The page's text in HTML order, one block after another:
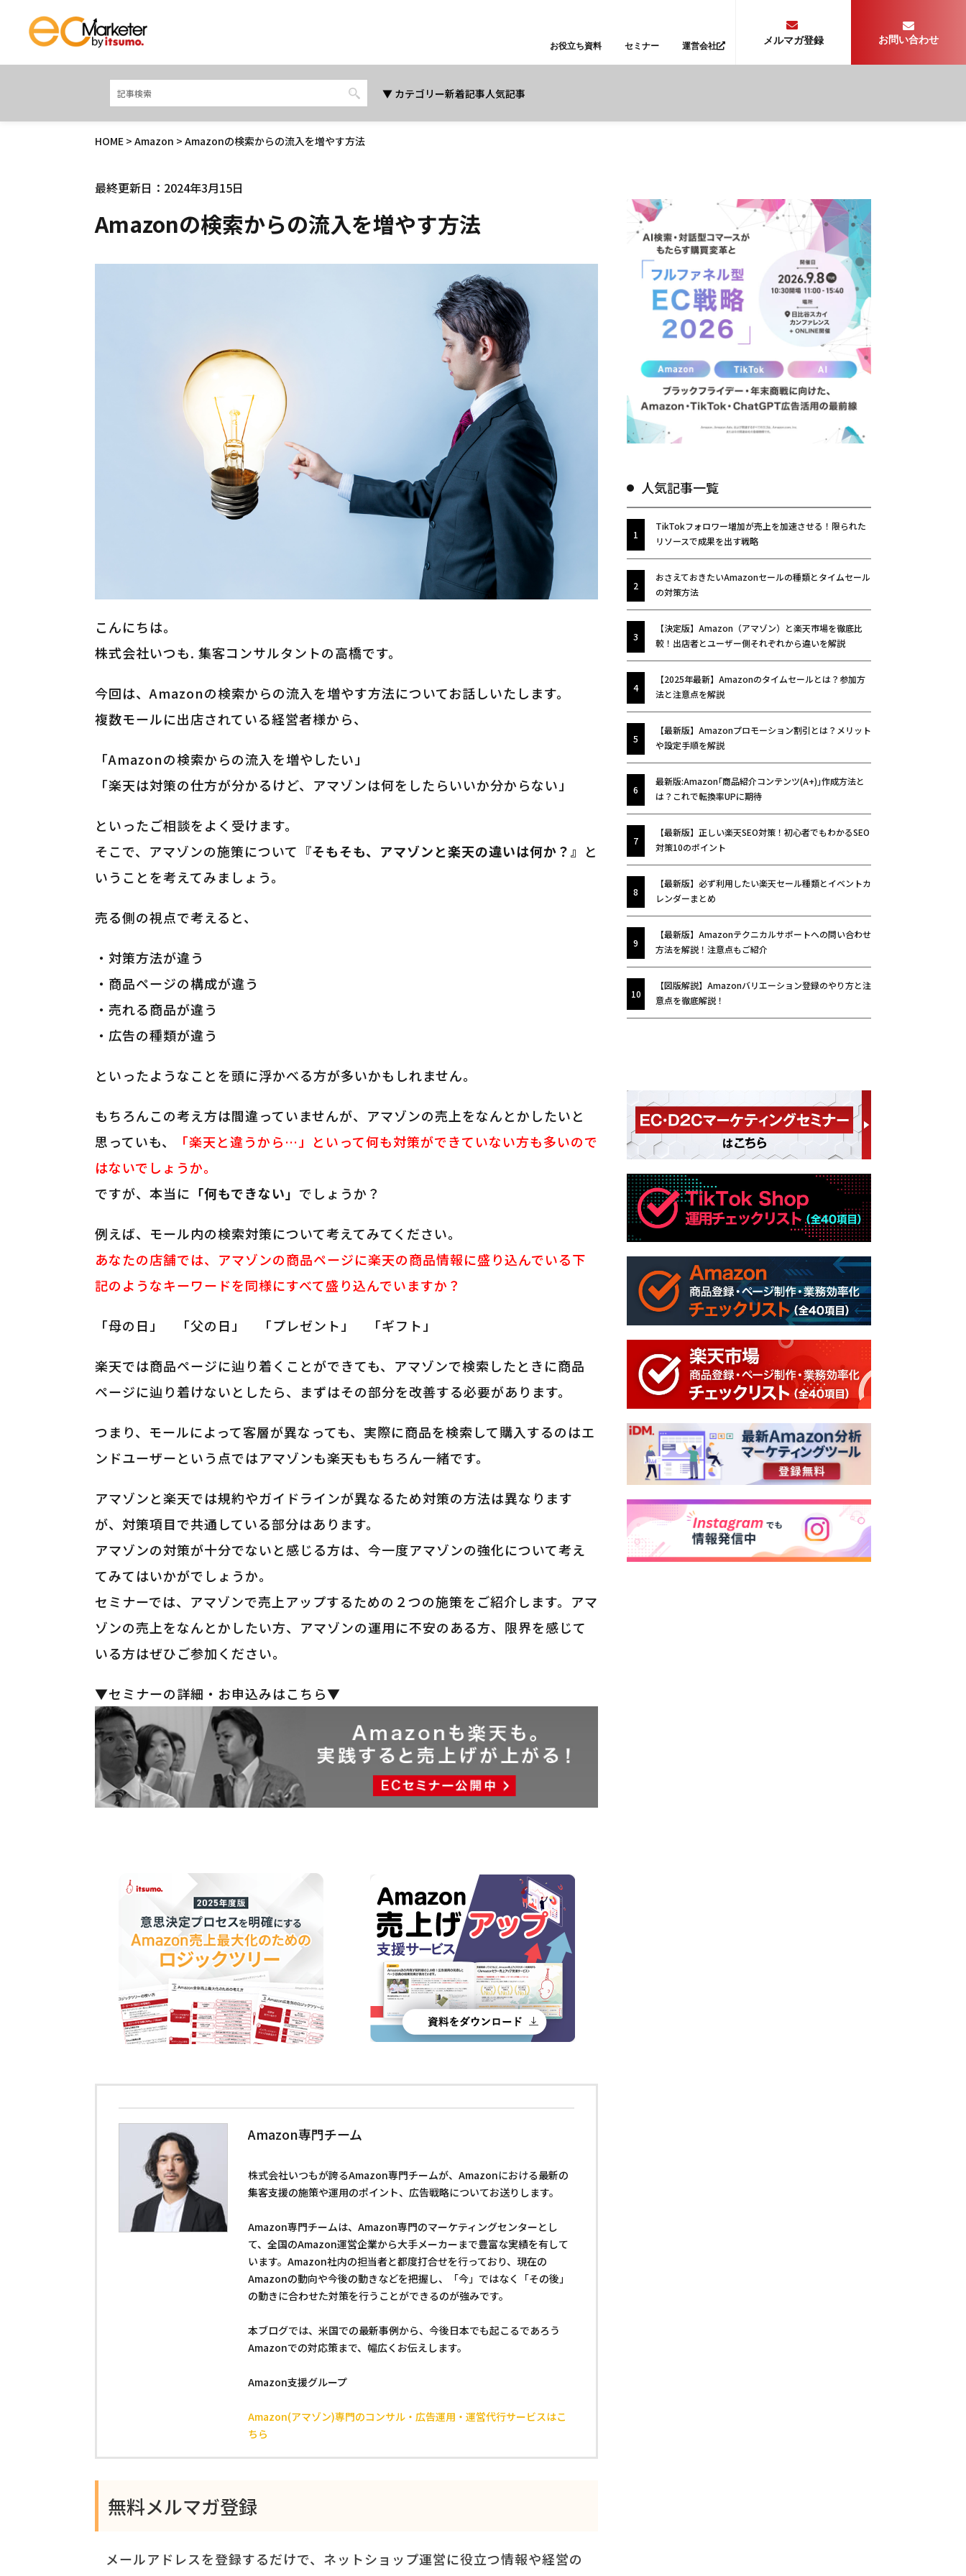
お役立ち資料 セミナー 運営会社 メルマガ登録 お問い合わせ
カテゴリー新着記事人気記事
HOME > Amazon > Amazonの検索からの流入を増やす方法
最終更新日：2024年3月15日
Amazonの検索からの流入を増やす方法
こんにちは。
株式会社いつも. 集客コンサルタントの高橋です。
今回は、Amazonの検索からの流入を増やす方法についてお話しいたします。
複数モールに出店されている経営者様から、
「Amazonの検索からの流入を増やしたい」
「楽天は対策の仕方が分かるけど、アマゾンは何をしたらいいか分からない」
といったご相談をよく受けます。
そこで、アマゾンの施策について 『そもそも、アマゾンと楽天の違いは何か？』 と
いうことを考えてみましょう。
売る側の視点で考えると、
・対策方法が違う
・商品ページの構成が違う
・売れる商品が違う
・広告の種類が違う
といったようなことを頭に浮かべる方が多いかもしれません。
もちろんこの考え方は間違っていませんが、アマゾンの売上をなんとかしたいと
思っていも、
「楽天と違うから…」といって何も対策ができていない方も多いので
はないでしょうか。
ですが、本当に 「何もできない」 でしょうか？
例えば、モール内の検索対策について考えてみてください。
あなたの店舗では、アマゾンの商品ページに楽天の商品情報に盛り込んでいる下
記のようなキーワードを同様にすべて盛り込んでいますか？
「母の日」 「父の日」 「プレゼント」 「ギフト」
楽天では商品ページに辿り着くことができても、アマゾンで検索したときに商品
ページに辿り着けないとしたら、まずはその部分を改善する必要があります。
つまり、モールによって客層が異なっても、実際に商品を検索して購入するのはエ
ンドユーザーという点ではアマゾンも楽天ももちろん一緒です。
アマゾンと楽天では規約やガイドラインが異なるため対策の方法は異なります
が、対策項目で共通している部分はあります。
アマゾンの対策が十分でないと感じる方は、今一度アマゾンの強化について考え
てみてはいかがでしょうか。
セミナーでは、アマゾンで売上アップするための２つの施策をご紹介します。アマ
ゾンの売上をなんとかしたい方、アマゾンの運用に不安のある方、限界を感じて
いる方はぜひご参加ください。
▼セミナーの詳細・お申込みはこちら▼
Amazon専門チーム
株式会社いつもが誇るAmazon専門チームが、Amazonにおける最新の
集客支援の施策や運用のポイント、広告戦略についてお送りします。
Amazon専門チームは、Amazon専門のマーケティングセンターとし
て、全国のAmazon運営企業から大手メーカーまで豊富な実績を有して
います。Amazon社内の担当者と都度打合せを行っており、現在の
Amazonの動向や今後の動きなどを把握し、「今」ではなく「その後」
の動きに合わせた対策を行うことができるのが強みです。
本ブログでは、米国での最新事例から、今後日本でも起こるであろう
Amazonでの対応策まで、幅広くお伝えします。
Amazon支援グループ
Amazon(アマゾン)専門のコンサル・広告運用・運営代行サービスはこ
ちら
人気記事一覧
TikTokフォロワー増加が売上を加速させる！限られた
リソースで成果を出す戦略
おさえておきたいAmazonセールの種類とタイムセール
の対策方法
【決定版】Amazon（アマゾン）と楽天市場を徹底比
較！出店者とユーザー側それぞれから違いを解説
【2025年最新】Amazonのタイムセールとは？参加方
法と注意点を解説
【最新版】Amazonプロモーション割引とは？メリット
や設定手順を解説
最新版:Amazon｢商品紹介コンテンツ(A+)｣作成方法と
は？これで転換率UPに期待
【最新版】正しい楽天SEO対策！初心者でもわかるSEO
対策10のポイント
【最新版】必ず利用したい楽天セール種類とイベントカ
レンダーまとめ
【最新版】Amazonテクニカルサポートへの問い合わせ
方法を解説！注意点もご紹介
【図版解説】Amazonバリエーション登録のやり方と注
意点を徹底解説！
無料メルマガ登録
メールアドレスを登録するだけで、ネットショップ運営に役立つ情報や経営の